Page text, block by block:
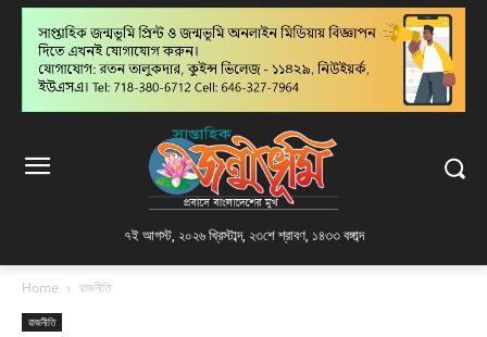
৭ই আগস্ট, ২০২৬ খ্রিস্টাব্দ, ২৩শে শ্রাবণ, ১৪৩৩ বঙ্গাব্দ
Home রাজনীতি
রাজনীতি